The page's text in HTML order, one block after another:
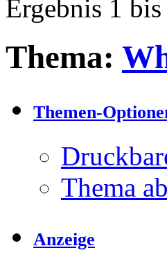
Ergebnis 1
Thema:
Themen-
Thema
Anzeige